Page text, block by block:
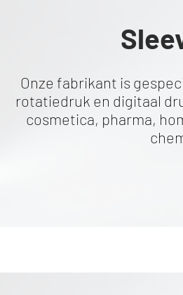
Onze fabrikant is
rotatiedruk en digitaal
cosmetica, pharma,